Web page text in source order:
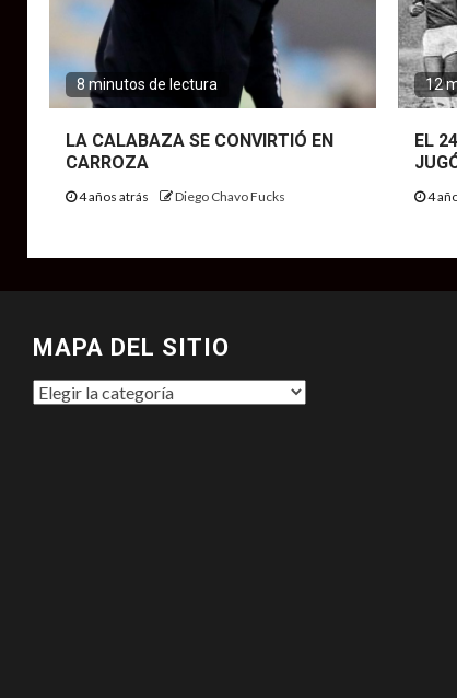
8 minutos de lectura
LA CALABAZA SE CONVIRTIÓ EN
CARROZA
4 años atrás Diego Chavo Fucks
12
EL
4
MAPA DEL SITIO
MAPA